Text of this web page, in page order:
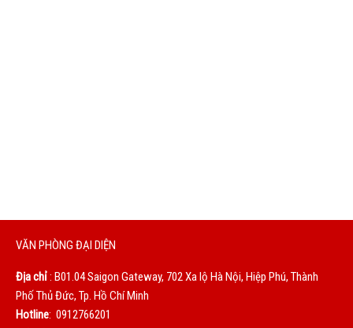
VĂN PHÒNG ĐẠI DIỆN
Địa chỉ: B01.04 Saigon Gateway, 702 Xa lộ Hà Nội, Hiệp Phú, Thành
Phố Thủ Đức, Tp. Hồ Chí Minh
Hotline: 0912766201